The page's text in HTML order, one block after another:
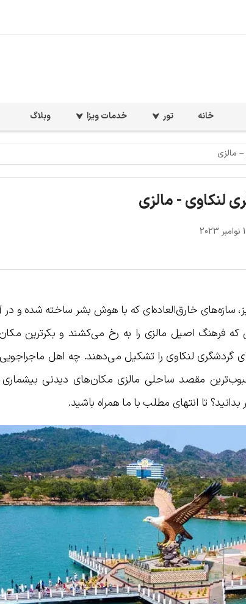
خانه تور خدمات ویزا وبلاگ
مالزی
لنکاوی - مالزی
سازه‌های خارق‌العاده‌ای که با هوش بشر ساخته شده و در
که فرهنگ اصیل مالزی را به رخ می‌کشند و بکرترین
گردشگری لنکاوی را تشکیل می‌دهند. چه اهل
مقصد ساحلی مالزی مکان‌های دیدنی بیشماری
تا انتهای مطلب با ما همراه باشید.